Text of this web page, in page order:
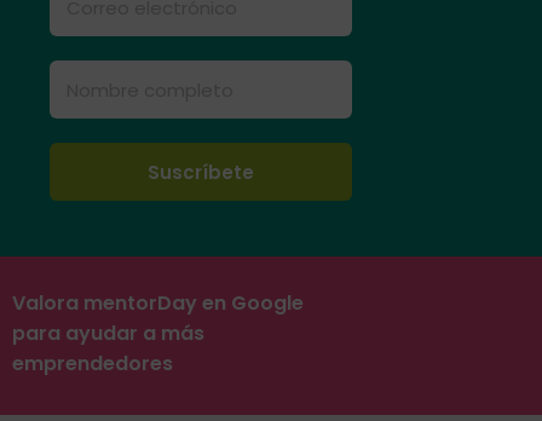
Valora mentorDay en Google
para ayudar a más
emprendedores